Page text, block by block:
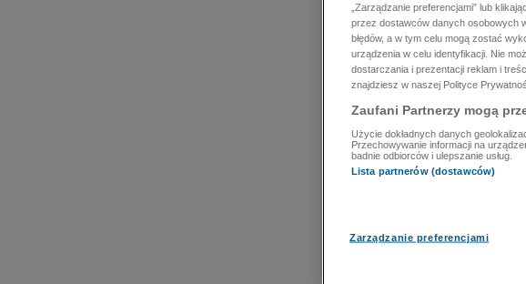
„Zarządzanie preferencjami” lub
przez dostawców danych osobowych
błędów, a w tym celu mogą zostać
urządzenia w celu identyfikacji. Nie
dostarczania i prezentacji reklam i
znajdziesz w naszej Polityce
Zaufani Partnerzy mogą
Użycie dokładnych danych
Przechowywanie informacji na
badnie odbiorców i ulepszanie usług.
Lista partnerów (dostawców)
Zarządzanie preferencjami